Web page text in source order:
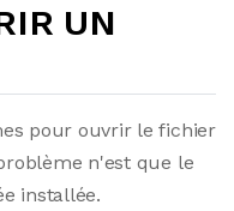
UN
pour ouvrir le fichier
n'est que le
installée.